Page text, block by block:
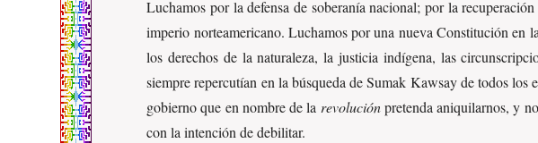
Luchamos por la defensa de soberanía nacional; por la
imperio norteamericano. Luchamos por una nueva Constitución en
los derechos de la naturaleza, la justicia indígena, las
siempre repercutían en la búsqueda de Sumak Kawsay de todos
gobierno que en nombre de la revoluciónpretenda aniquilarnos, y
con la intención de debilitar.